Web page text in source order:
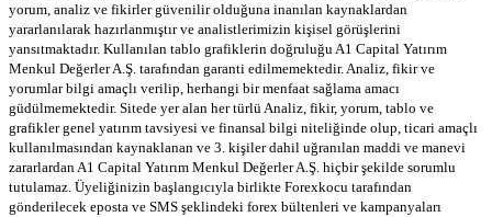
yorum, analiz ve fikirler güvenilir olduğuna inanılan kaynaklardan
yararlanılarak hazırlanmıştır ve analistlerimizin kişisel görüşlerini
yansıtmaktadır. Kullanılan tablo grafiklerin doğruluğu A1 Capital Yatırım
Menkul Değerler A.Ş. tarafından garanti edilmemektedir. Analiz, fikir ve
yorumlar bilgi amaçlı verilip, herhangi bir menfaat sağlama amacı
güdülmemektedir. Sitede yer alan her türlü Analiz, fikir, yorum, tablo ve
grafikler genel yatırım tavsiyesi ve finansal bilgi niteliğinde olup, ticari amaçlı
kullanılmasından kaynaklanan ve 3. kişiler dahil uğranılan maddi ve manevi
zararlardan A1 Capital Yatırım Menkul Değerler A.Ş. hiçbir şekilde sorumlu
tutulamaz. Üyeliğinizin başlangıcıyla birlikte Forexkocu tarafından
gönderilecek eposta ve SMS şeklindeki forex bültenleri ve kampanyaları